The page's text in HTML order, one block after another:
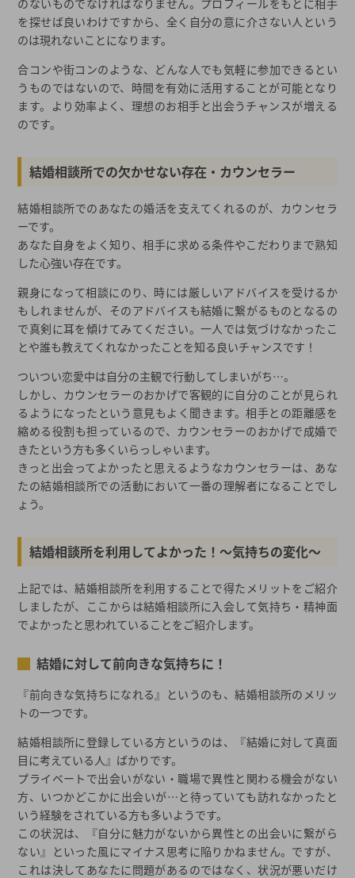
を探せば良いわけですから、全く自分の意に介さない人という
のは現れないことになります。
合コンや街コンのような、どんな人でも気軽に参加できるとい
うものではないので、時間を有効に活用することが可能となり
ます。より効率よく、理想のお相手と出会うチャンスが増える
のです。
結婚相談所での欠かせない存在・カウンセラー
結婚相談所でのあなたの婚活を支えてくれるのが、カウンセラ
ーです。
あなた自身をよく知り、相手に求める条件やこだわりまで熟知
した心強い存在です。
親身になって相談にのり、時には厳しいアドバイスを受けるか
もしれませんが、そのアドバイスも結婚に繋がるものとなるの
で真剣に耳を傾けてみてください。一人では気づけなかったこ
とや誰も教えてくれなかったことを知る良いチャンスです！
ついつい恋愛中は自分の主観で行動してしまいがち…。
しかし、カウンセラーのおかげで客観的に自分のことが見られ
るようになったという意見もよく聞きます。相手との距離感を
縮める役割も担っているので、カウンセラーのおかげで成婚で
きたという方も多くいらっしゃいます。
きっと出会ってよかったと思えるようなカウンセラーは、あな
たの結婚相談所での活動において一番の理解者になることでし
ょう。
結婚相談所を利用してよかった！～気持ちの変化～
上記では、結婚相談所を利用することで得たメリットをご紹介
しましたが、ここからは結婚相談所に入会して気持ち・精神面
でよかったと思われていることをご紹介します。
結婚に対して前向きな気持ちに！
『前向きな気持ちになれる』というのも、結婚相談所のメリッ
トの一つです。
結婚相談所に登録している方というのは、『結婚に対して真面
目に考えている人』ばかりです。
プライベートで出会いがない・職場で異性と関わる機会がない
方、いつかどこかに出会いが…と待っていても訪れなかったと
いう経験をされている方も多いようです。
この状況は、『自分に魅力がないから異性との出会いに繋がら
ない』といった風にマイナス思考に陥りかねません。ですが、
これは決してあなたに問題があるのではなく、状況が悪いだけ